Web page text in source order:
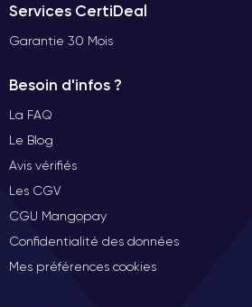
Services CertiDeal
Garantie 30 Mois
Besoin d'infos ?
La FAQ
Le Blog
Avis vérifiés
Les CGV
CGU Mangopay
Confidentialité des données
Mes préférences cookies